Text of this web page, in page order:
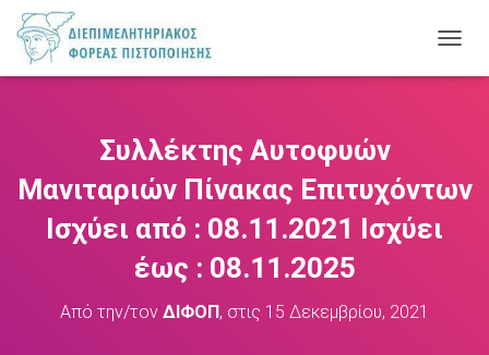
Ν
Ή
Συλλέκτης Αυτοφυών
Μανιταριών Πίνακας Επιτυχόντων
Ισχύει από : 08.11.2021 Ισχύει
έως : 08.11.2025
Από την/τον ΔΙΦΟΠ, στις 15 Δεκεμβρίου, 2021